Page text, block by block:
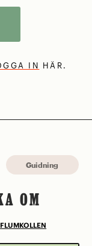
IN HÄR.
Guidning
OM
FLUMKOLLEN